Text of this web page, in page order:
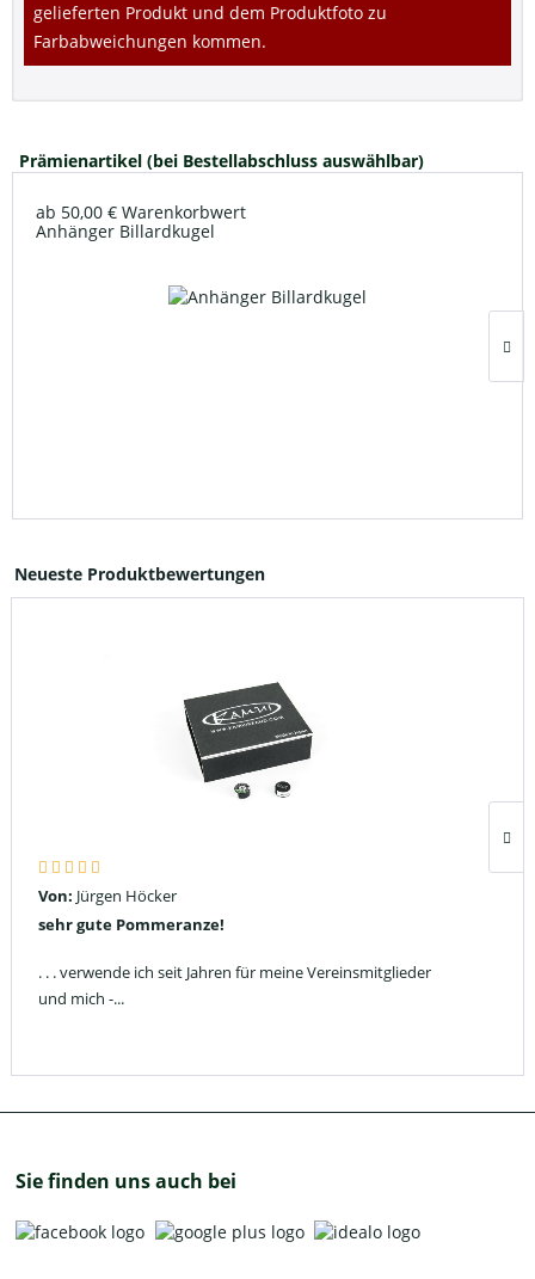
gelieferten Produkt und dem Produktfoto zu
Farbabweichungen kommen.
Prämienartikel (bei Bestellabschluss auswählbar)
ab 50,00 € Warenkorbwert
Anhänger Billardkugel
Neueste Produktbewertungen
Von: Jürgen Höcker
sehr gute Pommeranze!
. . . verwende ich seit Jahren für meine Vereinsmitglieder
und mich -...
Sie finden uns auch bei